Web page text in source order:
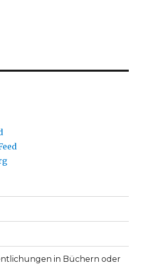
in Büchern oder